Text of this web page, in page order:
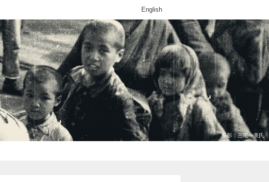
English
撮影：三宅一美氏